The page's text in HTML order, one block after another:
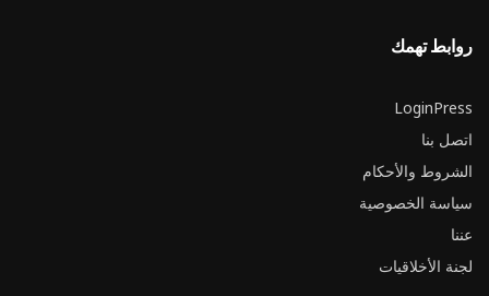
روابط تهمك
LoginPress
اتصل بنا
الشروط والأحكام
سياسة الخصوصية
عننا
لجنة الأخلاقيات